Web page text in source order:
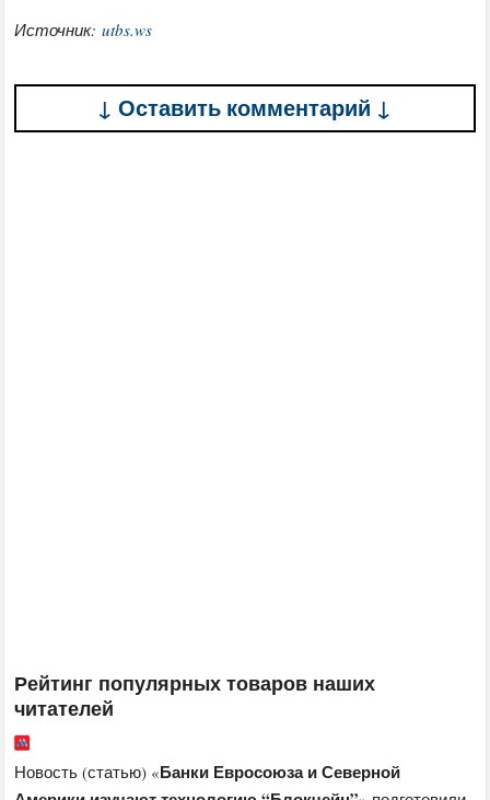
Источник:utbs.ws
↓ Оставить комментарий ↓
Рейтинг популярных товаров наших
читателей
Новость (статью) «Банки Евросоюза и Северной